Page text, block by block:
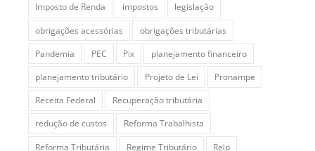
Imposto de Renda
impostos
legislação
obrigações acessórias
obrigações tributárias
Pandemia
PEC Pix
planejamento financeiro
planejamento tributário
Projeto de Lei
Pronampe
Receita Federal
Recuperação tributária
redução de custos
Reforma Trabalhista
Reforma Tributária
Regime Tributário
Relp